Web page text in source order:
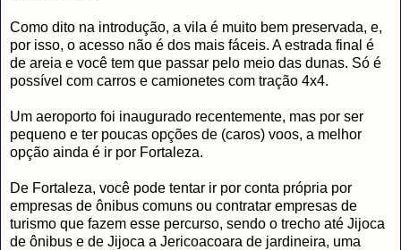
Como dito na introdução, a vila é muito bem preservada, e,
por isso, o acesso não é dos mais fáceis. A estrada final é
de areia e você tem que passar pelo meio das dunas. Só é
possível com carros e camionetes com tração 4x4.
Um aeroporto foi inaugurado recentemente, mas por ser
pequeno e ter poucas opções de (caros) voos, a melhor
opção ainda é ir por Fortaleza.
De Fortaleza, você pode tentar ir por conta própria por
empresas de ônibus comuns ou contratar empresas de
turismo que fazem esse percurso, sendo o trecho até Jijoca
de ônibus e de Jijoca a Jericoacoara de jardineira, uma